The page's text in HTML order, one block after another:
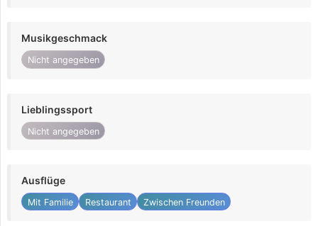
Musikgeschmack
Nicht angegeben
Lieblingssport
Nicht angegeben
Ausflüge
Mit Familie Restaurant Zwischen Freunden